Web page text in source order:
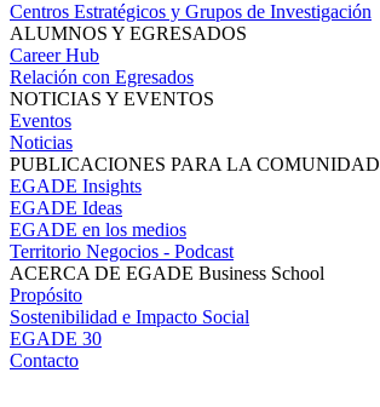
Centros Estratégicos y Grupos de Investigación
ALUMNOS Y EGRESADOS
Career Hub
Relación con Egresados
NOTICIAS Y EVENTOS
Eventos
Noticias
PUBLICACIONES PARA LA COMUNIDAD
EGADE Insights
EGADE Ideas
EGADE en los medios
Territorio Negocios - Podcast
ACERCA DE EGADE Business School
Propósito
Sostenibilidad e Impacto Social
EGADE 30
Contacto